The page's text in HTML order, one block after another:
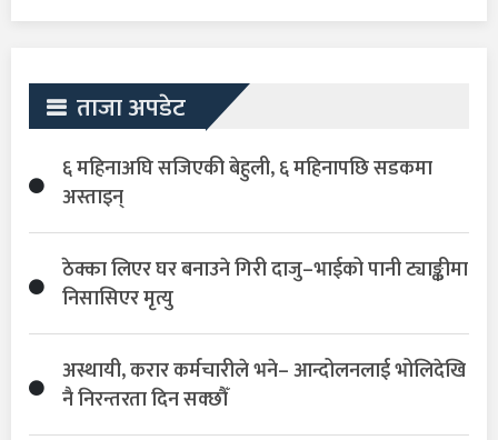
ताजा अपडेट
६ महिनाअघि सजिएकी बेहुली, ६ महिनापछि सडकमा
अस्ताइन्
ठेक्का लिएर घर बनाउने गिरी दाजु–भाईको पानी ट्याङ्कीमा
निसासिएर मृत्यु
अस्थायी, करार कर्मचारीले भने– आन्दोलनलाई भोलिदेखि
नै निरन्तरता दिन सक्छौँ